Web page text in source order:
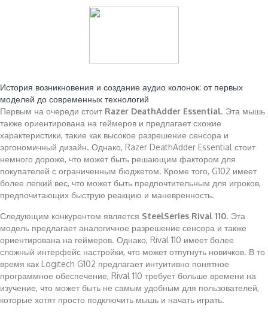
История возникновения и создание аудио колонок: от первых
моделей до современных технологий
Первым на очереди стоит Razer DeathAdder Essential. Эта мышь
также ориентирована на геймеров и предлагает схожие
характеристики, такие как высокое разрешение сенсора и
эргономичный дизайн. Однако, Razer DeathAdder Essential стоит
немного дороже, что может быть решающим фактором для
покупателей с ограниченным бюджетом. Кроме того, G102 имеет
более легкий вес, что может быть предпочтительным для игроков,
предпочитающих быструю реакцию и маневренность.
Следующим конкурентом является SteelSeries Rival 110. Эта
модель предлагает аналогичное разрешение сенсора и также
ориентирована на геймеров. Однако, Rival 110 имеет более
сложный интерфейс настройки, что может отпугнуть новичков. В то
время как Logitech G102 предлагает интуитивно понятное
программное обеспечение, Rival 110 требует больше времени на
изучение, что может быть не самым удобным для пользователей,
которые хотят просто подключить мышь и начать играть.